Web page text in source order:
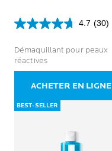
4.7 (30)
4.7
5
étoiles.
30
Démaquillant pour peaux
réactives
ACHETER EN LIGNE
BEST-SELLER